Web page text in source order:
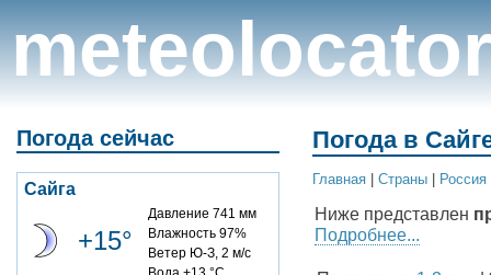
meteolocator
Погода сейчас
Сайга
+15°
Давление 741 мм
Влажность 97%
Ветер Ю-З, 2 м/с
Погода в
Главная Cтраны Россия
Ниже представлен
Подробнее...